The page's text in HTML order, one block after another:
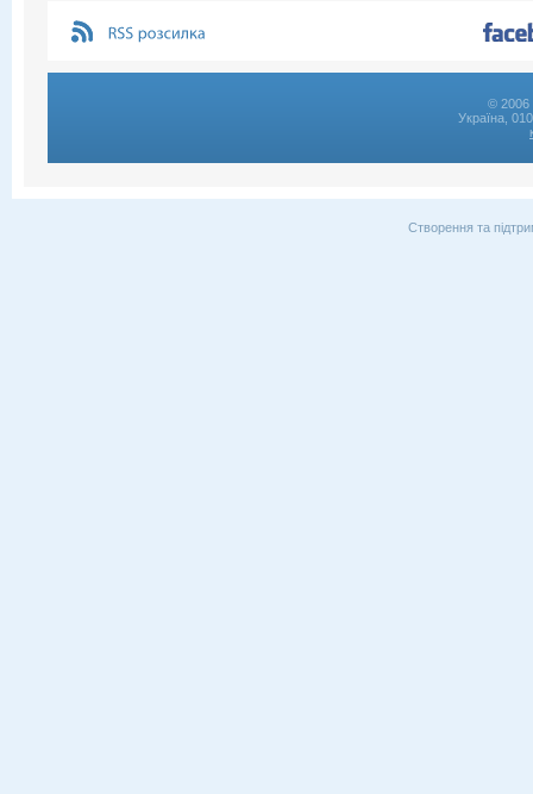
© 2006
Україна,
Створення та